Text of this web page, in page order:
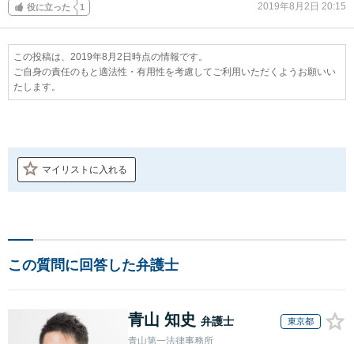
役に立った 1 2019年8月2日 20:15
この投稿は、2019年8月2日時点の情報です。
ご自身の責任のもと適法性・有用性を考慮してご利用いただくようお願いい
たします。
マイリストに入れる
この質問に回答した弁護士
青山 知史 弁護士 東京都
青山第一法律事務所